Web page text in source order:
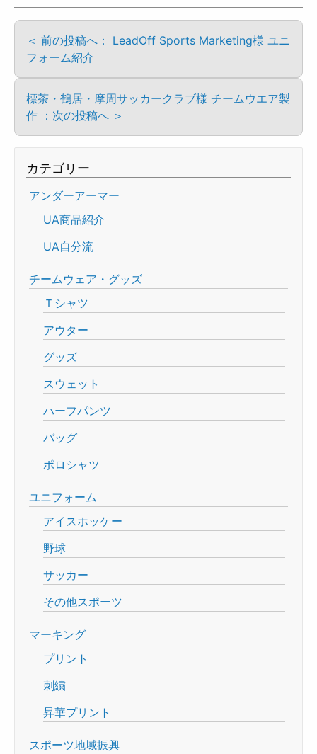
＜ 前の投稿へ： LeadOff Sports Marketing様 ユニ
フォーム紹介
標茶・鶴居・摩周サッカークラブ様 チームウエア製
作 ：次の投稿へ ＞
カテゴリー
アンダーアーマー
UA商品紹介
UA自分流
チームウェア・グッズ
Ｔシャツ
アウター
グッズ
スウェット
ハーフパンツ
バッグ
ポロシャツ
ユニフォーム
アイスホッケー
野球
サッカー
その他スポーツ
マーキング
プリント
刺繍
昇華プリント
スポーツ地域振興